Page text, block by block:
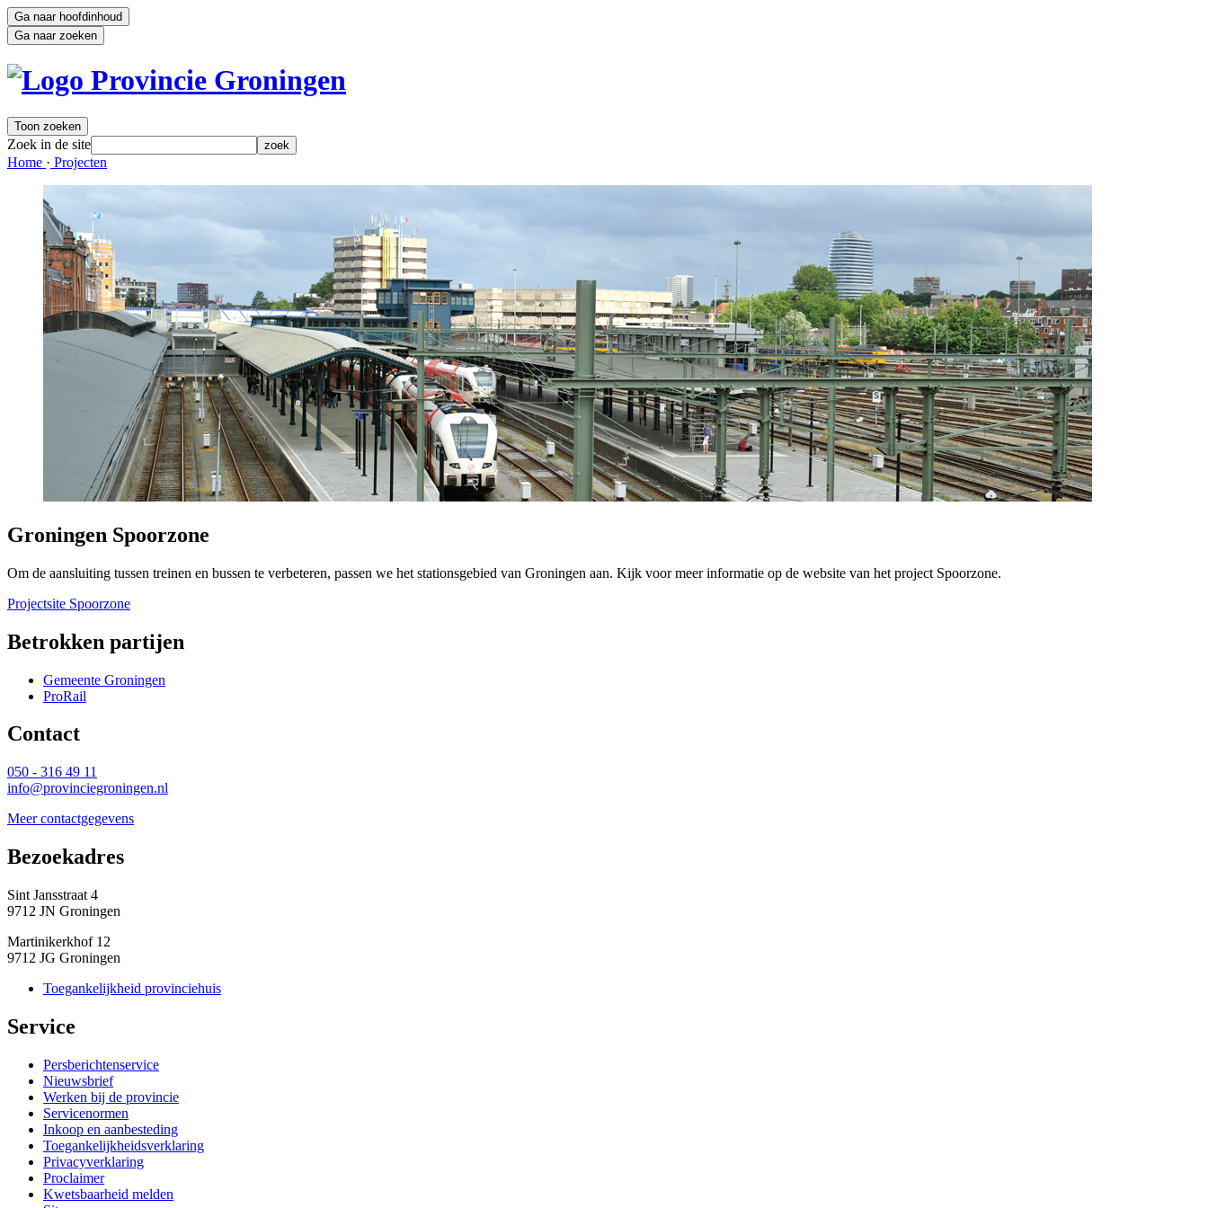
Ga naar hoofdinhoud
Ga naar zoeken
Toon zoeken
Zoek in de site zoek
Home · Projecten
Groningen Spoorzone
Om de aansluiting tussen treinen en bussen te verbeteren, passen we het stationsgebied van Groningen aan. Kijk voor meer informatie op de website van het project Spoorzone.
Projectsite Spoorzone
Betrokken partijen
Gemeente Groningen
ProRail
Contact
050 - 316 49 11
info@provinciegroningen.nl
Meer contactgegevens
Bezoekadres
Sint Jansstraat 4
9712 JN Groningen
Martinikerkhof 12
9712 JG Groningen
Toegankelijkheid provinciehuis
Service
Persberichtenservice
Nieuwsbrief
Werken bij de provincie
Servicenormen
Inkoop en aanbesteding
Toegankelijkheidsverklaring
Privacyverklaring
Proclaimer
Kwetsbaarheid melden